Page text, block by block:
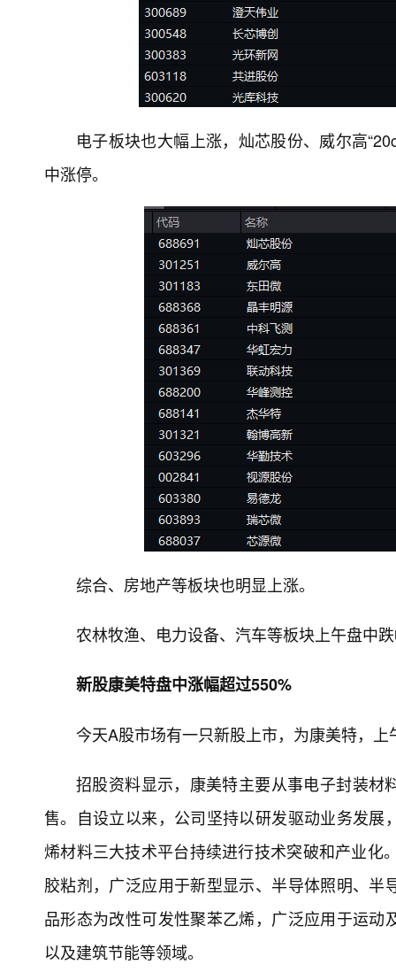
电子板块也大幅上涨，灿芯股份、威尔高
中涨停。
综合、房地产等板块也明显上涨。
农林牧渔、电力设备、汽车等板块上午盘中
新股康美特盘中涨幅超过550%
今天A股市场有一只新股上市，为康美特，
招股资料显示，康美特主要从事电子封装
售。自设立以来，公司坚持以研发驱动业务发
烯材料三大技术平台持续进行技术突破和产业化
胶粘剂，广泛应用于新型显示、半导体照明、
品形态为改性可发性聚苯乙烯，广泛应用于运
以及建筑节能等领域。